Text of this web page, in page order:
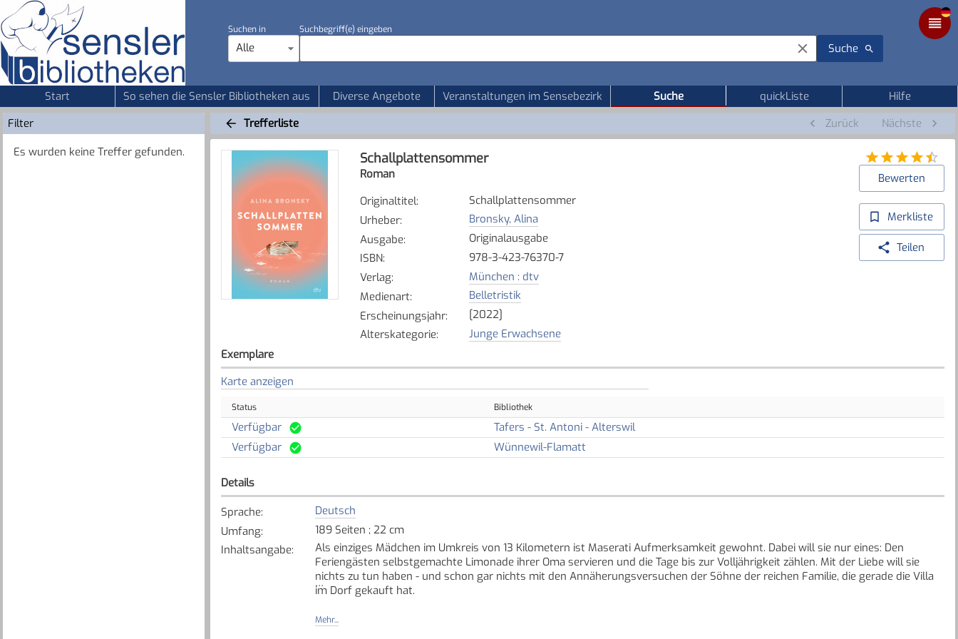
Suchen in
Alle
Suchbegriff(e) eingeben
Suche
Start So sehen die Sensler Bibliotheken aus Diverse Angebote Veranstaltungen im Sensebezirk Suche quickListe
Hilfe
Filter
Es wurden keine Treffer gefunden.
Trefferliste Zurück Nächste
Schallplattensommer
Roman
Originaltitel:
Schallplattensommer
Urheber:
Bronsky, Alina
Ausgabe:
Originalausgabe
ISBN:
978-3-423-76370-7
Verlag:
München : dtv
Medienart:
Belletristik
Erscheinungsjahr:
[2022]
Alterskategorie: Junge Erwachsene
Bewerten
Merkliste
Teilen
Exemplare
Karte anzeigen
Status Bibliothek
Verfügbar
Tafers - St. Antoni - Alterswil
Verfügbar
Wünnewil-Flamatt
Details
Sprache:
Deutsch
Umfang:
189 Seiten ; 22 cm
Inhaltsangabe:
Als einziges Mädchen im Umkreis von 13 Kilometern ist Maserati Aufmerksamkeit gewohnt. Dabei will sie nur eines: Den
Feriengästen selbstgemachte Limonade ihrer Oma servieren und die Tage bis zur Volljährigkeit zählen. Mit der Liebe will sie
nichts zu tun haben - und schon gar nichts mit den Annäherungsversuchen der Söhne der reichen Familie, die gerade die Villa
im Dorf gekauft hat.
Doch dann stellen Caspar und Theo verbotene Fragen: Warum hat Maserati kein Smartphone? Wovor hat sie solche Angst?
Mehr...